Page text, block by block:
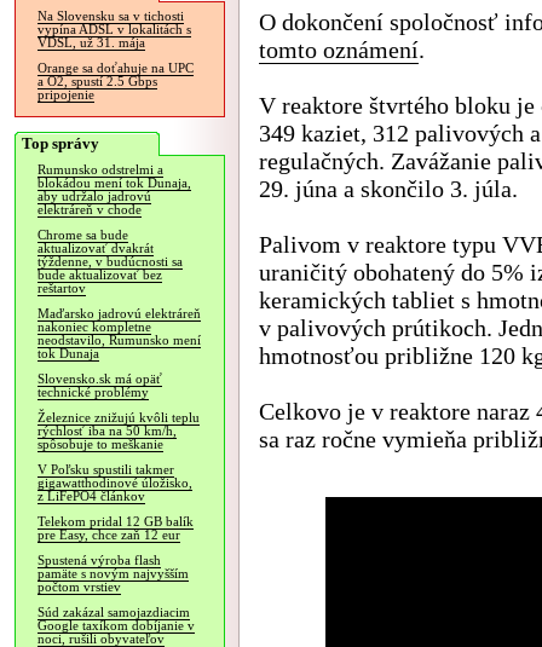
Na Slovensku sa v tichosti
vypína ADSL v lokalitách s
VDSL, už 31. mája
Orange sa doťahuje na UPC
a O2, spustí 2.5 Gbps
pripojenie
Top správy
Rumunsko odstrelmi a
blokádou mení tok Dunaja,
aby udržalo jadrovú
elektráreň v chode
Chrome sa bude
aktualizovať dvakrát
týždenne, v budúcnosti sa
bude aktualizovať bez
reštartov
Maďarsko jadrovú elektráreň
nakoniec kompletne
neodstavilo, Rumunsko mení
tok Dunaja
Slovensko.sk má opäť
technické problémy
Železnice znižujú kvôli teplu
rýchlosť iba na 50 km/h,
spôsobuje to meškanie
V Poľsku spustili takmer
gigawatthodinové úložisko,
z LiFePO4 článkov
Telekom pridal 12 GB balík
pre Easy, chce zaň 12 eur
Spustená výroba flash
pamäte s novým najvyšším
počtom vrstiev
Súd zakázal samojazdiacim
Google taxíkom dobíjanie v
noci, rušili obyvateľov
O dokončení spoločnosť
tomto oznámení.
V reaktore štvrtého bloku je
349 kaziet, 312 palivových
regulačných. Zavážanie
29. júna a skončilo 3. júla.
Palivom v reaktore typu
uraničitý obohatený do 5%
keramických tabliet s
v palivových prútikoch.
hmotnosťou približne 120
Celkovo je v reaktore naraz
sa raz ročne vymieňa